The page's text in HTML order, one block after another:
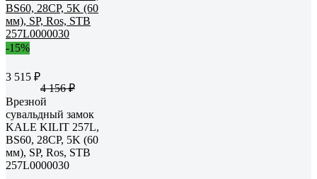
-15%
3 515 ₽
4 156 ₽
Врезной
сувальдный замок
KALE KILIT 257L,
BS60, 28CP, 5K (60
мм), SP, Ros, STB
257L0000030